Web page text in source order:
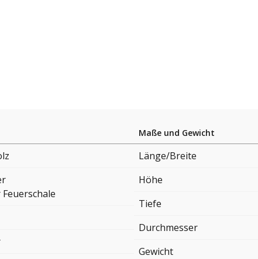
Maße und Gewicht
Länge/Breite
Höhe
Tiefe
Durchmesser
Gewicht